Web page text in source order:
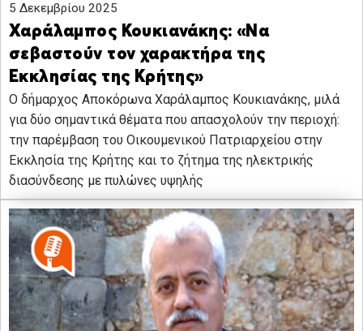
5 Δεκεμβρίου 2025
Χαράλαμπος Κουκιανάκης: «Να
σεβαστούν τον χαρακτήρα της
Εκκλησίας της Κρήτης»
Ο δήμαρχος Αποκόρωνα Χαράλαμπος Κουκιανάκης, μιλά
για δύο σημαντικά θέματα που απασχολούν την περιοχή:
την παρέμβαση του Οικουμενικού Πατριαρχείου στην
Εκκλησία της Κρήτης και το ζήτημα της ηλεκτρικής
διασύνδεσης με πυλώνες υψηλής